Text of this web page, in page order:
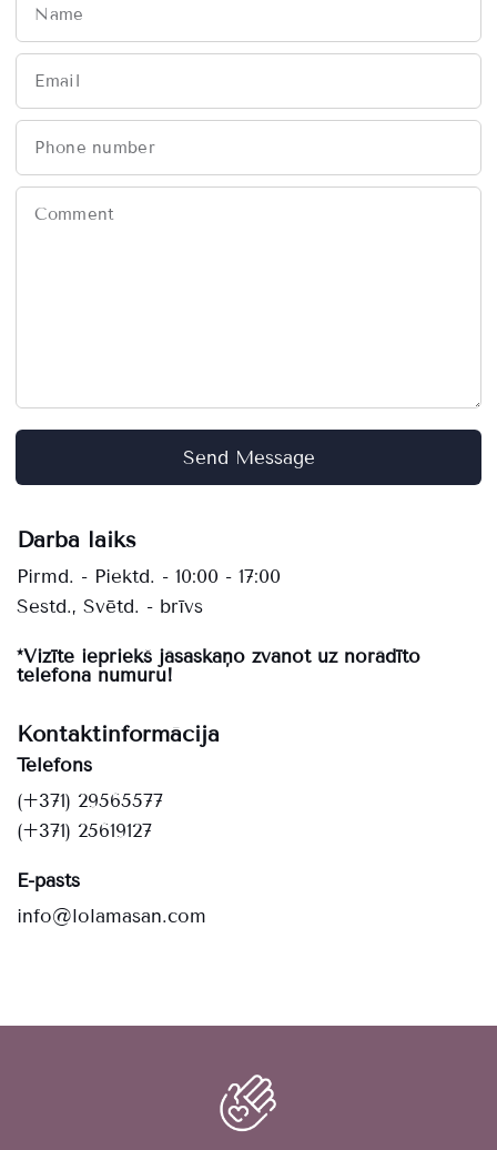
Name
Email
Phone number
Comment
Send Message
Darba laiks
Pirmd. - Piektd. - 10:00 - 17:00
Sestd., Svētd. - brīvs
*Vizīte iepriekš jāsaskaņo zvanot uz norādīto
telefona numuru!
Kontaktinformācija
Telefons
(+371) 29565577
(+371) 25619127
E-pasts
info@lolamasan.com